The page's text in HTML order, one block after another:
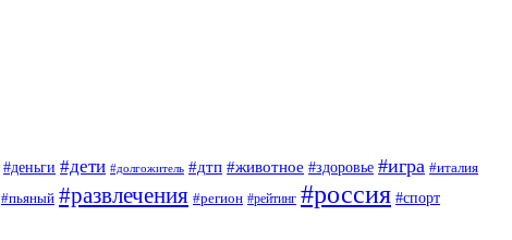
#деньги #дети #долгожитель #дтп #животное #здоровье #игра #италия
#пьяный #развлечения #регион #рейтинг #россия #спорт